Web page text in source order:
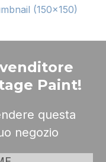
(150x150)
Paint!
questa
negozio